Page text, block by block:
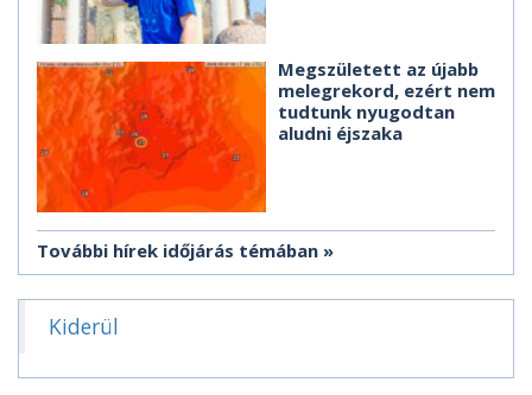
Megszületett az újabb
melegrekord, ezért nem
tudtunk nyugodtan
aludni éjszaka
További hírek időjárás témában
Kiderül